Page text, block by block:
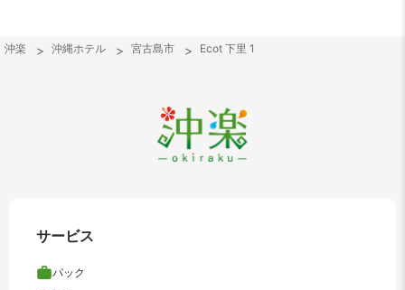
沖楽 沖縄ホテル 宮古島市 Ecot 下里 1
サービス
パック